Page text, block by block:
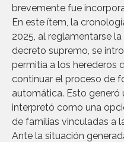
brevemente fue
En este ítem, la
2025, al reglamentarse
decreto supremo, se
permitía a los herederos
continuar el proceso de
automática. Esto
interpretó como una
de familias vinculadas a
Ante la situación